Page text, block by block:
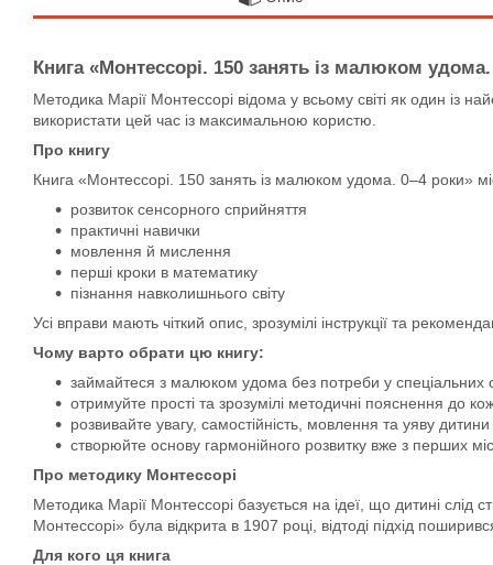
Книга «Монтессорі. 150 занять із малюком
Методика Марії Монтессорі відома у всьому світі як один із
використати цей час із максимальною користю.
Про книгу
Книга «Монтессорі. 150 занять із малюком удома. 0–4 роки»
розвиток сенсорного сприйняття
практичні навички
мовлення й мислення
перші кроки в математику
пізнання навколишнього світу
Усі вправи мають чіткий опис, зрозумілі інструкції та
Чому варто обрати цю книгу:
займайтеся з малюком удома без потреби у спеціальних
отримуйте прості та зрозумілі методичні пояснення до
розвивайте увагу, самостійність, мовлення та уяву дитини
створюйте основу гармонійного розвитку вже з перших
Про методику Монтессорі
Методика Марії Монтессорі базується на ідеї, що дитині
Монтессорі» була відкрита в 1907 році, відтоді підхід
Для кого ця книга